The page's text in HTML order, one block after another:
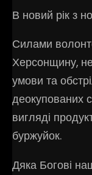
В новий рік з
Силами
Херсонщину,
умови та
деокупованих
вигляді
буржуйок.
Дяка Богові